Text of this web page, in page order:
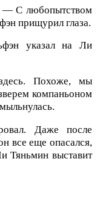
— С любопытством
прищурил глаза.
указал на Ли
Похоже, мы
компаньоном
Даже после
все еще опасался,
Тяньмин выставит